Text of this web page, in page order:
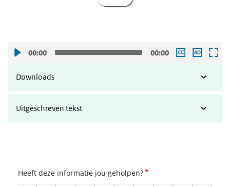
00:00 00:00
Downloads
Uitgeschreven tekst
Heeft deze informatie jou geholpen?*